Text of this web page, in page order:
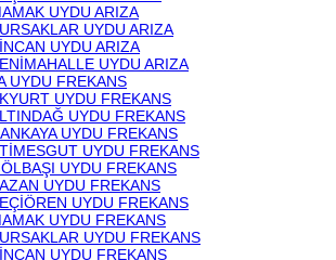
UYDU ARIZA
UYDU ARIZA
UYDU ARIZA
UYDU ARIZA
UYDU FREKANS
UYDU FREKANS
UYDU FREKANS
UYDU FREKANS
UYDU FREKANS
UYDU FREKANS
UYDU FREKANS
UYDU FREKANS
UYDU FREKANS
UYDU FREKANS
UYDU FREKANS